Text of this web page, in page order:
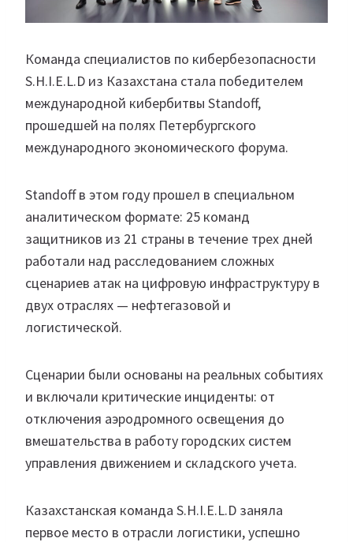
Команда специалистов по кибербезопасности
S.H.I.E.L.D из Казахстана стала победителем
международной кибербитвы Standoff,
прошедшей на полях Петербургского
международного экономического форума.
Standoff в этом году прошел в специальном
аналитическом формате: 25 команд
защитников из 21 страны в течение трех дней
работали над расследованием сложных
сценариев атак на цифровую инфраструктуру в
двух отраслях — нефтегазовой и
логистической.
Сценарии были основаны на реальных событиях
и включали критические инциденты: от
отключения аэродромного освещения до
вмешательства в работу городских систем
управления движением и складского учета.
Казахстанская команда S.H.I.E.L.D заняла
первое место в отрасли логистики, успешно